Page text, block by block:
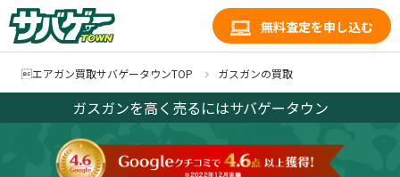
無料査定を申し込む
エアガン買取サバゲータウンTOP ガスガンの買取
ガスガンを高く売るにはサバゲータウン